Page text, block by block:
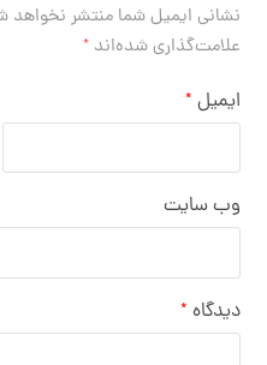
نشانی ایمیل شما منتشر نخواهد
علامت‌گذاری شده‌اند*
ایمیل *
وب‌ سایت
دیدگاه *